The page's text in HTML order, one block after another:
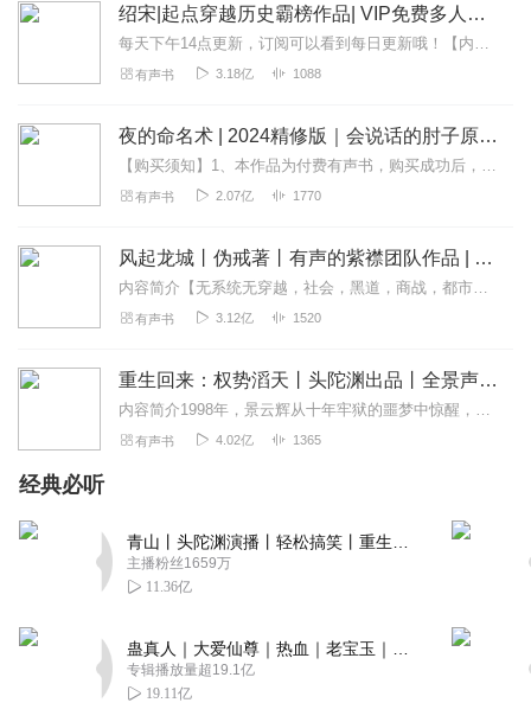
绍宋|起点穿越历史霸榜作品| VIP免费多人有声
每天下午14点更新，订阅可以看到每日更新哦！【内容简介】绍者，一曰继；二曰导。公元1127年，北宋灭亡。旋即，皇九子赵构在万众期待中于商丘登基，继承宋统，改元...
有声书 3.18亿 1088
夜的命名术 | 2024精修版｜会说话的肘子原著 | 起点年榜top1｜超豪华制作｜司徒领衔多人有声剧
【购买须知】1、本作品为付费有声书，购买成功后，即可收听。2、版权归原作者所有，严禁翻录成任何形式，严禁在任何第三方平台传播，违者将追究其法律责任。3、如在充值...
有声书 2.07亿 1770
风起龙城丨伪戒著丨有声的紫襟团队作品 | 都市热血多人有声剧
内容简介【无系统无穿越，社会，黑道，商战，都市战神】全球灾变后六十年，小冰冻期结束，各生活大区政府开始大规模收拢待规划无政府区的土地，重整资源，全面进入了复苏...
有声书 3.12亿 1520
重生回来：权势滔天丨头陀渊出品丨全景声丨都市爽文丨六道 | 热血丨重生丨VIP免费多人有声剧
内容简介1998年，景云辉从十年牢狱的噩梦中惊醒，发现自己竟重生回改变命运的关键日——他刚为“兄弟”出头伤人，距入狱仅一步之遥，女友也正与“兄弟”暧昧。带着前...
有声书 4.02亿 1365
经典必听
主播粉丝1659万
11.36亿
专辑播放量超19.1亿
19.11亿